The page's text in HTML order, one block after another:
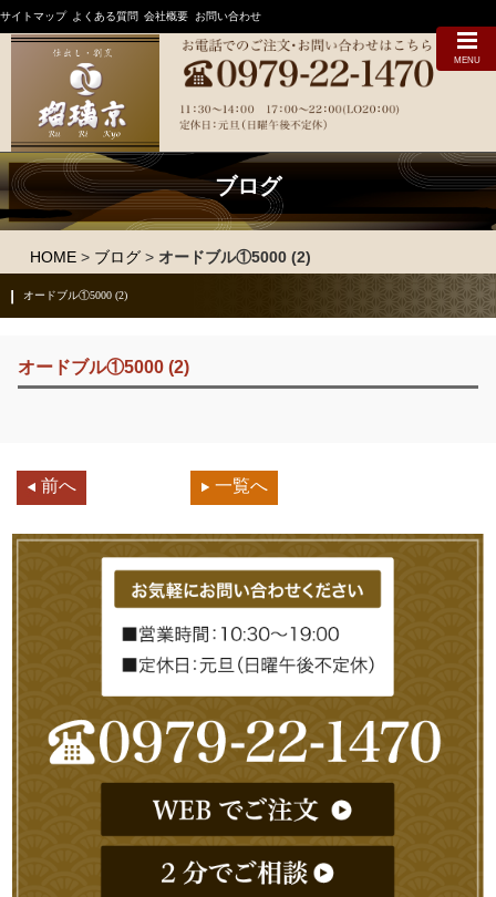
MENU
サイトマップ よくある質問 会社概要 お問い合わせ
ブログ
HOME > ブログ >オードブル①5000 (2)
オードブル①5000 (2)
オードブル①5000 (2)
前へ 一覧へ